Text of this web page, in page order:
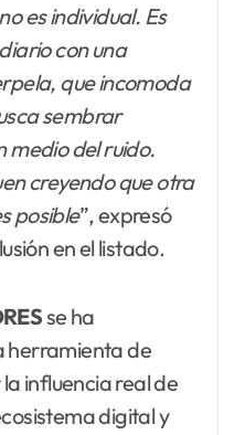
es individual. Es
con una
que incomoda
sembrar
medio del ruido.
creyendo que otra
posible”, expresó
en el listado.
se ha
herramienta de
influencia real de
digital y